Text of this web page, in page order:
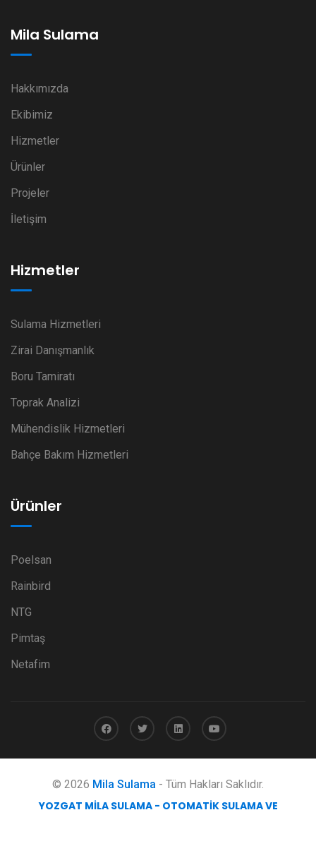
Mila Sulama
Hakkımızda
Ekibimiz
Hizmetler
Ürünler
Projeler
İletişim
Hizmetler
Sulama Hizmetleri
Zirai Danışmanlık
Boru Tamiratı
Toprak Analizi
Mühendislik Hizmetleri
Bahçe Bakım Hizmetleri
Ürünler
Poelsan
Rainbird
NTG
Pimtaş
Netafim
© 2026 Mila Sulama - Tüm Hakları Saklıdır.
YOZGAT MILA SULAMA - OTOMATIK SULAMA VE